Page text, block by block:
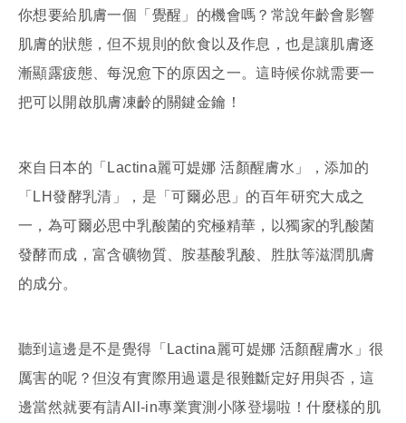
你想要給肌膚一個「覺醒」的機會嗎？常說年齡會影響
肌膚的狀態，但不規則的飲食以及作息，也是讓肌膚逐
漸顯露疲態、每況愈下的原因之一。這時候你就需要一
把可以開啟肌膚凍齡的關鍵金鑰！
來自日本的「Lactina麗可媞娜 活顏醒膚水」，添加的
「LH發酵乳清」，是「可爾必思」的百年研究大成之
一，為可爾必思中乳酸菌的究極精華，以獨家的乳酸菌
發酵而成，富含礦物質、胺基酸乳酸、胜肽等滋潤肌膚
的成分。
聽到這邊是不是覺得「Lactina麗可媞娜 活顏醒膚水」很
厲害的呢？但沒有實際用過還是很難斷定好用與否，這
邊當然就要有請All-in專業實測小隊登場啦！什麼樣的肌